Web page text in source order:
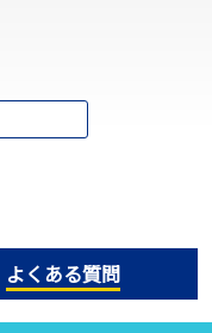
よくある質問